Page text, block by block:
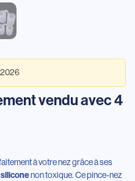
vendu avec 4
à votre nez grâce à ses
siliconenon toxique. Ce pince-nez